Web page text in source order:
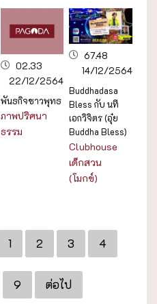
02.33
22/12/2564
พันธกิจชาวพุทธ
ภาพปริศนา
ธรรม
67.48
14/12/2564
Buddhadasa
Bless​ กับ นที
เอกวิจิตร (อุ๋ย
Buddha Bless)
Clubhouse
เด็กสวน
(โมกข์)
1 2 3 4
9 ต่อไป